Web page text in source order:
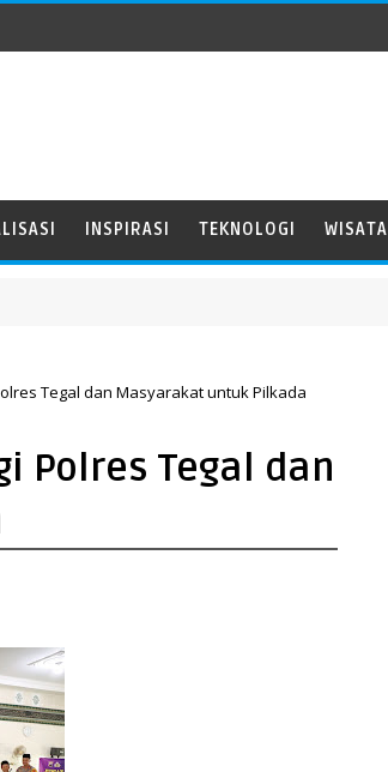
INSPIRASI TEKNOLOGI WISATA
Tegal dan Masyarakat untuk Pilkada
Polres Tegal dan